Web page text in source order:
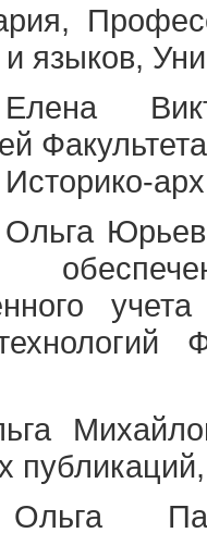
языков,